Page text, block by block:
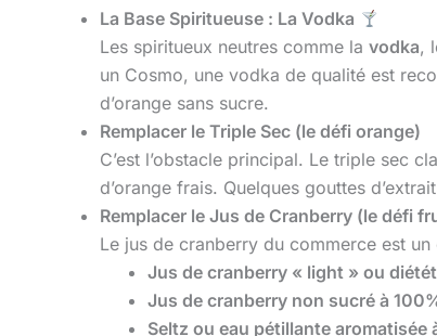
La Base Spiritueuse : La Vodka
Les spiritueux neutres comme la vodka,
un Cosmo, une vodka de qualité est
d’orange sans sucre.
Remplacer le Triple Sec (le défi orange)
C’est l’obstacle principal. Le triple sec
d’orange frais. Quelques gouttes
Remplacer le Jus de Cranberry (le défi
Le jus de cranberry du commerce est
Jus de cranberry « light » ou
Jus de cranberry non sucré à
Seltz ou eau pétillante aromatisée